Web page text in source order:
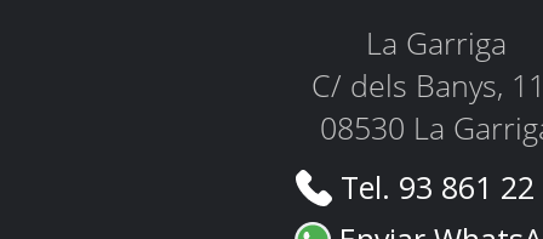
La Garriga
C/ dels Banys,
08530 La
Tel. 93 861